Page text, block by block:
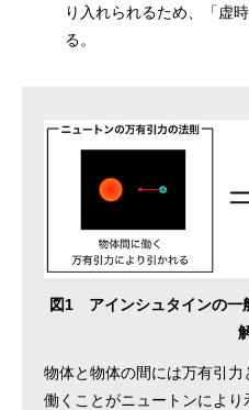
り入れられるため、「虚
る。
図1 アインシュタインの一
物体と物体の間には万有引
働くことがニュートンによ